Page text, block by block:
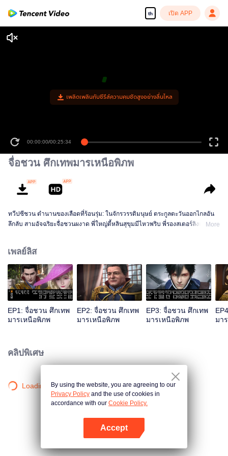
th เปิด APP
เพลิดเพลินกับซีรีส์ความคมชัดสูงอย่างลื่นไหล
00:00:00/00:25:34
จื่อชวน ศึกเทพมารเหนือพิภพ
ทวีปซีชวน ตำนานของเลือดที่ร้อนรุ่ม: ในจักรวรรดิมนุษย์ ตระกูลตะวันออกไกลอัน
ลึกลับ สามอัจฉริยะจื่อชวนผงาด พี่ใหญ่ตี้หลินสุขุมมีไหวพริบ พี่รองสเตอร์ลิงเก่งนำ
ตระกูลต่าง ๆ ต่อสู้กันไม่หยุดหย่อน ท่ามกลางเลือดและไฟ การปะทะของมีดและ
ดาบ เกิดเป็นมหากาพย์อันยิ่งใหญ่…จื่อชวน แอนิเมชั่นวาดโลกที่พิเศษและ
มหัศจรรย์ขึ้น นำเสนอตัวละครต่างบุคลิกกัน พร้อมเพลงที่ฮึกเหิมและเศร้าระทม...
More
เพลย์ลิส
EP1: จื่อชวน ศึกเทพ
มารเหนือพิภพ
EP2: จื่อชวน ศึกเทพ
มารเหนือพิภพ
EP3: จื่อชวน ศึกเทพ
มารเหนือพิภพ
มา
คลิปพิเศษ
Loading…By using the website, you are agreeing to our
Privacy Policy and the use of cookies in
accordance with our Cookie Policy.
Accept